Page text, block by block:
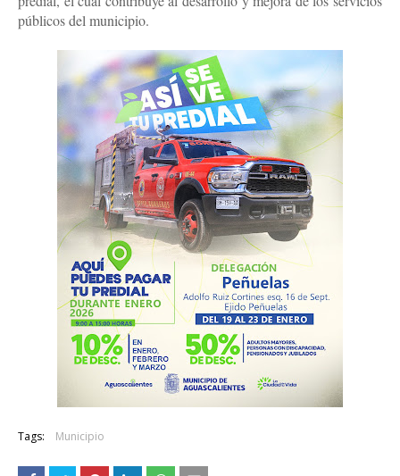
públicos del municipio.
Tags: Municipio